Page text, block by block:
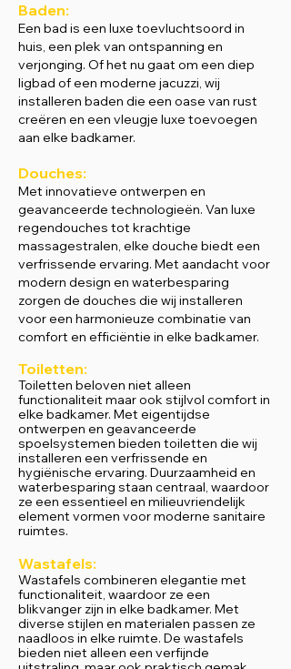
Baden:
Een bad is een luxe toevluchtsoord in
huis, een plek van ontspanning en
verjonging. Of het nu gaat om een diep
ligbad of een moderne jacuzzi, wij
installeren baden die een oase van rust
creëren en een vleugje luxe toevoegen
aan elke badkamer.
Douches:
Met innovatieve ontwerpen en
geavanceerde technologieën. Van luxe
regendouches tot krachtige
massagestralen, elke douche biedt een
verfrissende ervaring. Met aandacht voor
modern design en waterbesparing
zorgen de douches die wij installeren
voor een harmonieuze combinatie van
comfort en efficiëntie in elke badkamer.
Toiletten:
Toiletten beloven niet alleen
functionaliteit maar ook stijlvol comfort in
elke badkamer. Met eigentijdse
ontwerpen en geavanceerde
spoelsystemen bieden toiletten die wij
installeren een verfrissende en
hygiënische ervaring. Duurzaamheid en
waterbesparing staan centraal, waardoor
ze een essentieel en milieuvriendelijk
element vormen voor moderne sanitaire
ruimtes.
Wastafels:
Wastafels combineren elegantie met
functionaliteit, waardoor ze een
blikvanger zijn in elke badkamer. Met
diverse stijlen en materialen passen ze
naadloos in elke ruimte. De wastafels
bieden niet alleen een verfijnde